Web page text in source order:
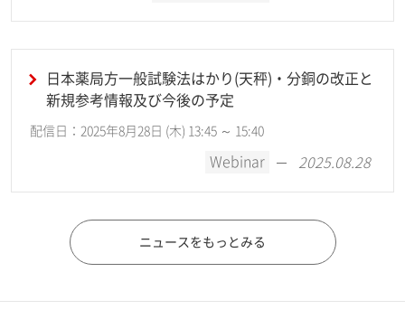
日本薬局方一般試験法はかり(天秤)・分銅の改正と
新規参考情報及び今後の予定
配信日：2025年8月28日 (木) 13:45 ～ 15:40
Webinar 2025.08.28
ニュースをもっとみる